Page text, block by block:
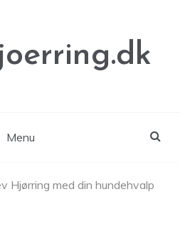
Menu
Hjørring med din hundehvalp